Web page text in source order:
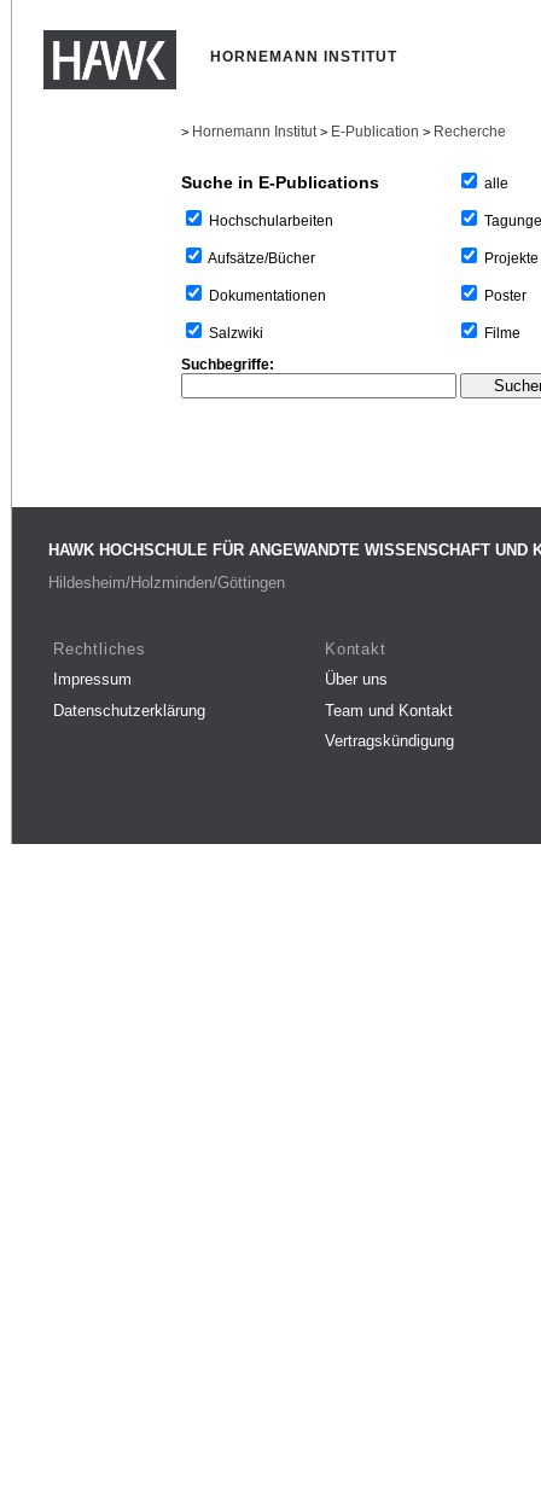
HORNEMANN INSTITUT
> Hornemann Institut > E-Publication > Recherche
Suche in E-Publications
Hochschularbeiten
Aufsätze/Bücher
Dokumentationen
Salzwiki
alle
Projekte
Poster
Filme
Suchbegriffe:
HAWK HOCHSCHULE FÜR ANGEWANDTE WISSENSCHAFT UND
Hildesheim/Holzminden/Göttingen
Rechtliches
Impressum
Datenschutzerklärung
Kontakt
Über uns
Team und Kontakt
Vertragskündigung